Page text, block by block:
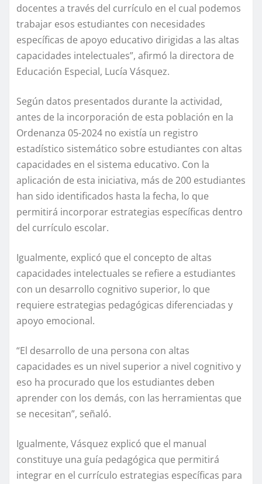
docentes a través del currículo en el cual podemos
trabajar esos estudiantes con necesidades
específicas de apoyo educativo dirigidas a las altas
capacidades intelectuales”, afirmó la directora de
Educación Especial, Lucía Vásquez.
Según datos presentados durante la actividad,
antes de la incorporación de esta población en la
Ordenanza 05-2024 no existía un registro
estadístico sistemático sobre estudiantes con altas
capacidades en el sistema educativo. Con la
aplicación de esta iniciativa, más de 200 estudiantes
han sido identificados hasta la fecha, lo que
permitirá incorporar estrategias específicas dentro
del currículo escolar.
Igualmente, explicó que el concepto de altas
capacidades intelectuales se refiere a estudiantes
con un desarrollo cognitivo superior, lo que
requiere estrategias pedagógicas diferenciadas y
apoyo emocional.
“El desarrollo de una persona con altas
capacidades es un nivel superior a nivel cognitivo y
eso ha procurado que los estudiantes deben
aprender con los demás, con las herramientas que
se necesitan”, señaló.
Igualmente, Vásquez explicó que el manual
constituye una guía pedagógica que permitirá
integrar en el currículo estrategias específicas para